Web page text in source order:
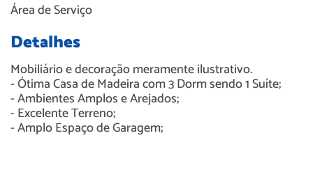
Área de Serviço
Detalhes
Mobiliário e decoração meramente ilustrativo.
- Ótima Casa de Madeira com 3 Dorm sendo 1 Suíte;
- Ambientes Amplos e Arejados;
- Excelente Terreno;
- Amplo Espaço de Garagem;